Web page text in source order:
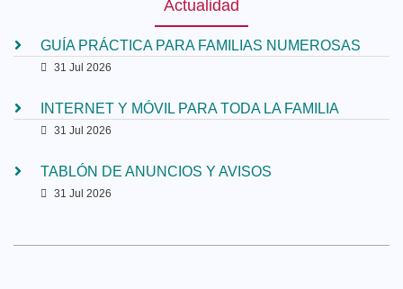
Actualidad
GUÍA PRÁCTICA PARA FAMILIAS NUMEROSAS
31 Jul 2026
INTERNET Y MÓVIL PARA TODA LA FAMILIA
31 Jul 2026
TABLÓN DE ANUNCIOS Y AVISOS
31 Jul 2026